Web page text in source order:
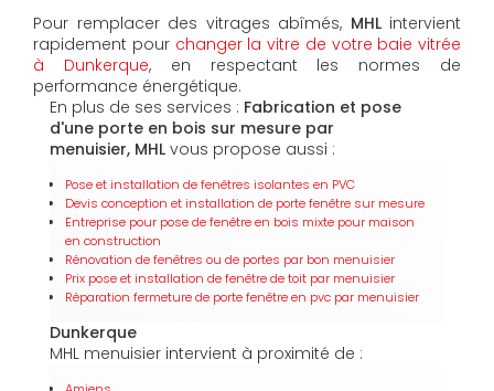
Pour remplacer des vitrages abîmés, MHLintervient
rapidement pour changer la vitre de votre baie vitrée
à Dunkerque, en respectant les normes de
performance énergétique.
En plus de ses services : Fabrication et pose
d'une porte en bois sur mesure par
menuisier, MHL vous propose aussi :
Pose et installation de fenêtres isolantes en PVC
Devis conception et installation de porte fenêtre sur mesure
Entreprise pour pose de fenêtre en bois mixte pour maison
en construction
Rénovation de fenêtres ou de portes par bon menuisier
Prix pose et installation de fenêtre de toit par menuisier
Réparation fermeture de porte fenêtre en pvc par menuisier
Dunkerque
MHL menuisier intervient à proximité de :